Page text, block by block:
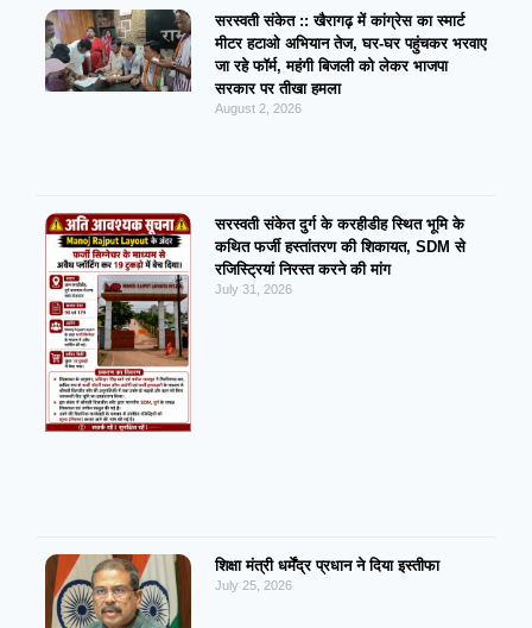
सरस्वती संकेत :: खैरागढ़ में कांग्रेस का स्मार्ट
मीटर हटाओ अभियान तेज, घर-घर पहुंचकर भरवाए
जा रहे फॉर्म, महंगी बिजली को लेकर भाजपा
सरकार पर तीखा हमला
August 2, 2026
सरस्वती संकेत दुर्ग के करहीडीह स्थित भूमि के
कथित फर्जी हस्तांतरण की शिकायत, SDM से
रजिस्ट्रियां निरस्त करने की मांग
July 31, 2026
शिक्षा मंत्री धर्मेंद्र प्रधान ने दिया इस्तीफा
July 25, 2026